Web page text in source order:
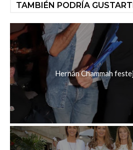
TAMBIÉN PODRÍA
Hernán Chammah